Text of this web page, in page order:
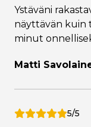
Ystäväni
näyttävän kuin
minut
Matti
5/5